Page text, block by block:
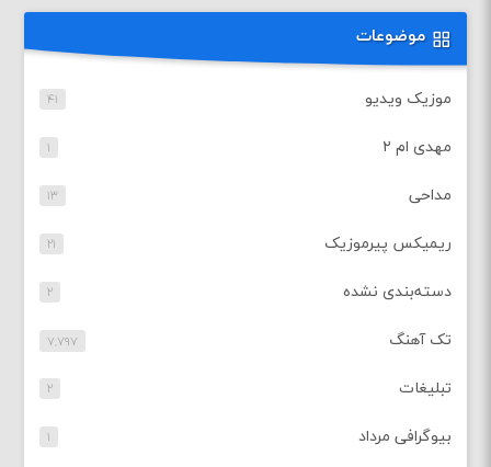
موضوعات
موزیک ویدیو ۴۱
مهدی ام ۲ ۱
مداحی ۱۳
ریمیکس پیرموزیک ۲۱
دسته‌بندی نشده ۲
تک آهنگ ۷,۷۹۷
تبلیغات ۲
بیوگرافی مرداد ۱